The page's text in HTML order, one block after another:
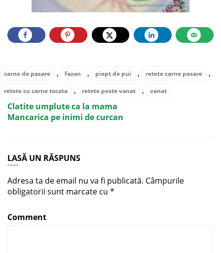
carne de pasare , fazan , piept de pui , retete carne pasare ,
retete cu carne tocata , retete peste vanat , vanat
Clatite umplute ca la mama
Mancarica pe inimi de curcan
LASĂ UN RĂSPUNS
Adresa ta de email nu va fi publicată. Câmpurile
obligatorii sunt marcate cu *
Comment